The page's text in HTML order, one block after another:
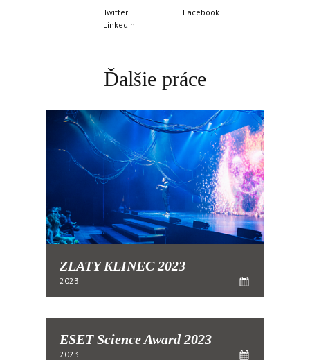
Twitter
Facebook
LinkedIn
Ďalšie práce
ZLATY KLINEC 2023
2023
ESET Science Award 2023
2023